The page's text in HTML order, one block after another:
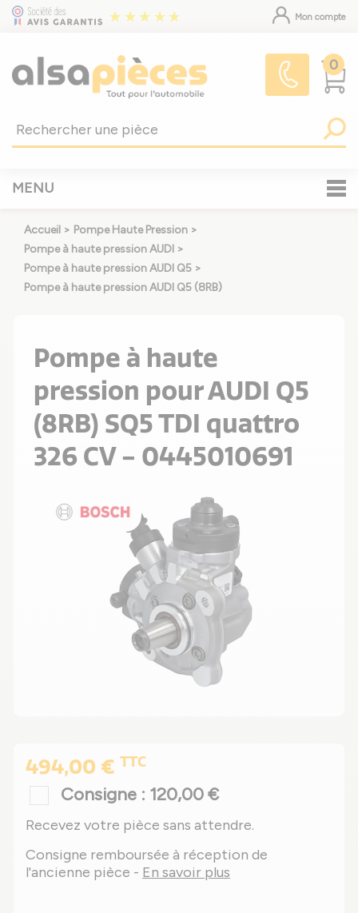
Mon compte
0
MENU
Accueil > Pompe Haute Pression >
Pompe à haute pression AUDI >
Pompe à haute pression AUDI Q5 >
Pompe à haute pression AUDI Q5 (8RB)
Pompe à haute
pression pour AUDI Q5
(8RB) SQ5 TDI quattro
326 CV - 0445010691
494,00 € TTC
Consigne : 120,00 €
Recevez votre pièce sans attendre.
Consigne remboursée à réception de
l'ancienne pièce - En savoir plus